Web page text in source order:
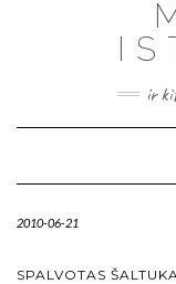
ir
2010-06-21
SPALVOTAS